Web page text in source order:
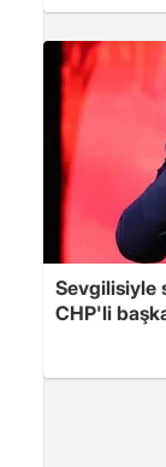
Sevgilisiyle
CHP'li